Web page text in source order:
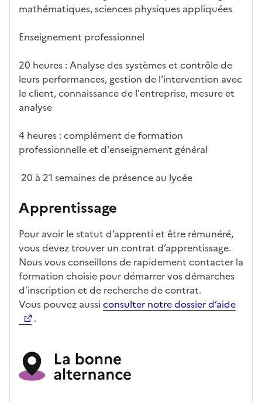
mathématiques, sciences physiques appliquées
Enseignement professionnel
20 heures : Analyse des systèmes et contrôle de
leurs performances, gestion de l'intervention avec
le client, connaissance de l'entreprise, mesure et
analyse
4 heures : complément de formation
professionnelle et d'enseignement général
20 à 21 semaines de présence au lycée
Apprentissage
Pour avoir le statut d’apprenti et être rémunéré,
vous devez trouver un contrat d’apprentissage.
Nous vous conseillons de rapidement contacter la
formation choisie pour démarrer vos démarches
d’inscription et de recherche de contrat.
Vous pouvez aussi consulter notre dossier d’aide
.